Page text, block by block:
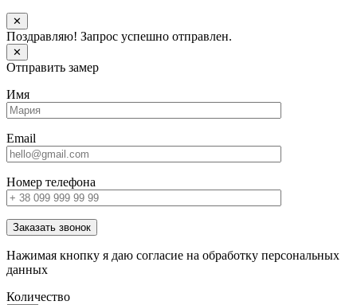
✕
Поздравляю! Запрос успешно отправлен.
✕
Отправить замер
Имя
Email
Номер телефона
Заказать звонок
Нажимая кнопку я даю согласие на обработку персональных
данных
Количество